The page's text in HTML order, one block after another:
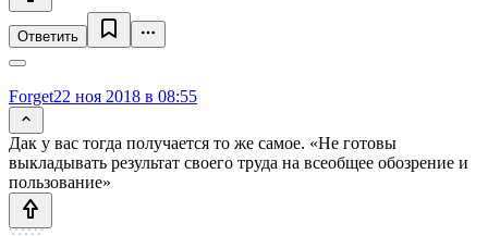
Ответить
Forget22 ноя 2018 в 08:55
Дак у вас тогда получается то же самое. «Не готовы
выкладывать результат своего труда на всеобщее обозрение и
пользование»